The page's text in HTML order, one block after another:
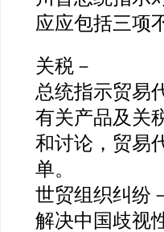
应应包括三项
关税－
总统指示贸易
有关产品及关
和讨论，贸易
单。
世贸组织纠纷
解决中国歧视